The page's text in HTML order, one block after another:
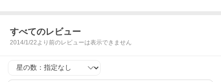
すべてのレビュー
2014/1/22より前のレビューは表示できません
星の数